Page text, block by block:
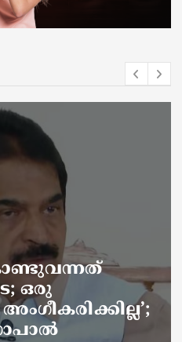
കടിയേറ്റു;